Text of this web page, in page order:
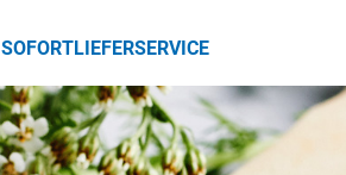
SOFORTLIEFERSERVICE